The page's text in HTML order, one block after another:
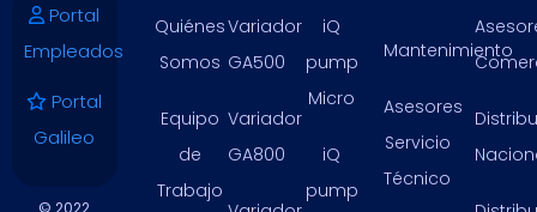
Portal
Empleados
Portal
Galileo
© 2022
Quiénes
Somos
Equipo
de
Trabajo
Variador
GA500
Variador
GA800
iQ
pump
Micro
iQ
pump
Mantenimiento
Asesores
Servicio
Técnico